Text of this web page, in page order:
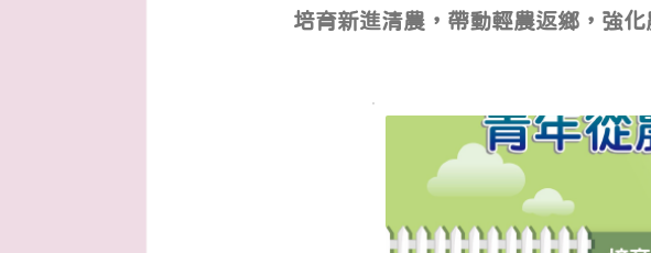
培育新進清農，帶動輕農返鄉，強化